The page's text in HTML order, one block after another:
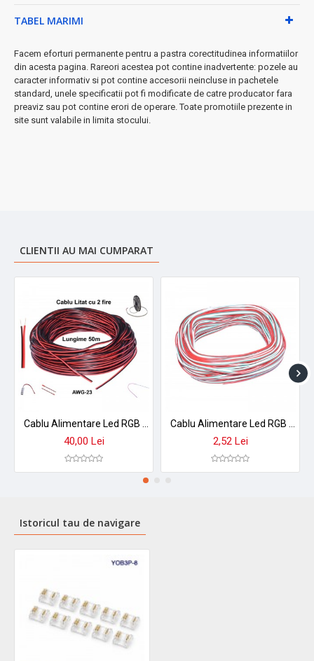
Reparare benzi LED COB
Montaj fără lipire
DETALII TEHNICE
Model: YOB3P-8
Brand: DALBI
Tip produs: Conector Strip to Strip
TABEL MARIMI
Facem eforturi permanente pentru a pastra corectitudinea informatiilor
din acesta pagina. Rareori acestea pot contine inadvertente: pozele au
caracter informativ si pot contine accesorii neincluse in pachetele
standard, unele specificatii pot fi modificate de catre producator fara
preaviz sau pot contine erori de operare. Toate promotiile prezente in
site sunt valabile in limita stocului.
CLIENTII AU MAI CUMPARAT
40,00 Lei 2,52 Lei
Istoricul tau de navigare